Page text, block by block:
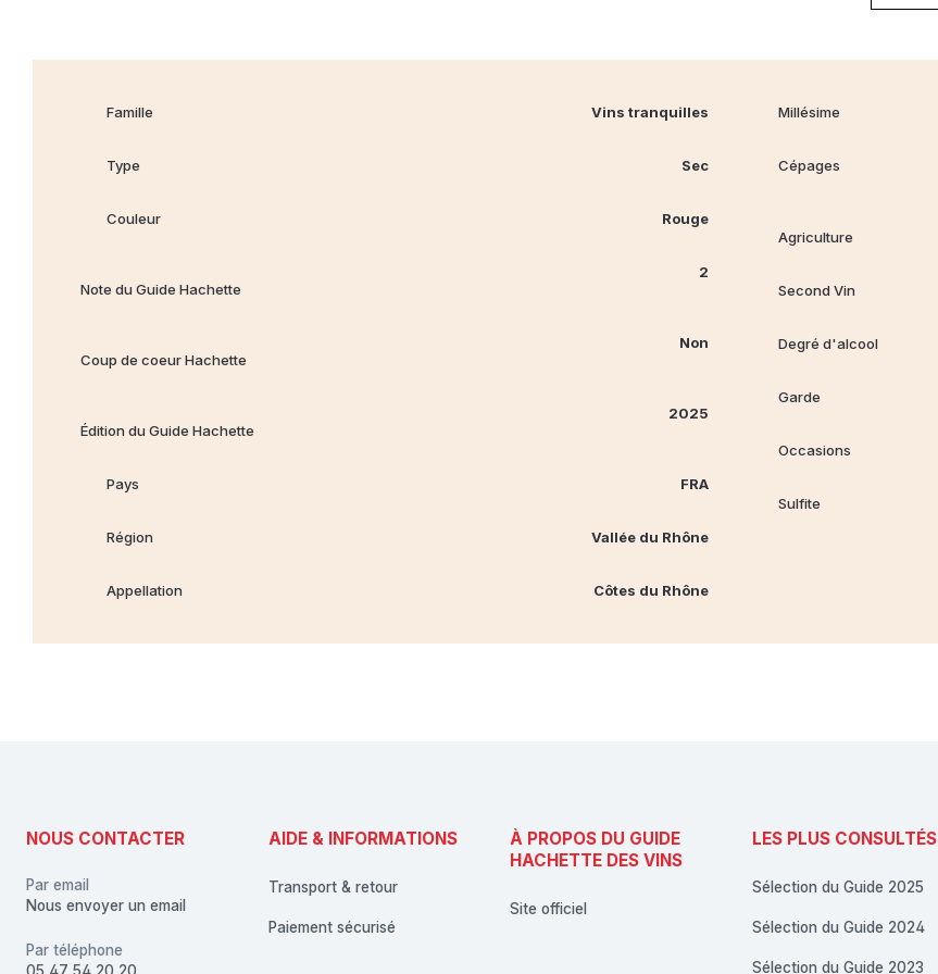
Famille Vins tranquilles
Type Sec
Couleur Rouge
Note du Guide Hachette
2
Coup de coeur Hachette
Non
Édition du Guide Hachette
2025
Pays FRA
Région Vallée du Rhône
Appellation Côtes du Rhône
Millésime
Cépages
Agriculture
Second Vin
Degré d'alcool
Garde
Occasions
Sulfite
NOUS CONTACTER
Par email
Nous envoyer un email
Par téléphone
AIDE & INFORMATIONS
Transport & retour
Paiement sécurisé
À PROPOS DU GUIDE
HACHETTE DES VINS
Site officiel
LES PLUS CONSULTÉS
Sélection du Guide 2025
Sélection du Guide 2024
Sélection du Guide 2023